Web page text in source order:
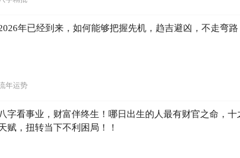
年已经到来，如何能够把握先机，趋吉避凶，不走弯路
年运势
八字看事业，财富伴终生！哪日出生的人最有财官之命，
赋，扭转当下不利困局！！